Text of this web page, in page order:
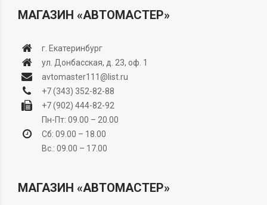
МАГАЗИН «АВТОМАСТЕР»
г. Екатеринбург
ул. Донбасская, д. 23, оф. 1
avtomaster111@list.ru
+7 (343) 352-82-88
+7 (902) 444-82-92
Пн-Пт: 09.00 – 20.00
Сб: 09.00 – 18.00
Вс.: 09.00 – 17.00
МАГАЗИН «АВТОМАСТЕР»